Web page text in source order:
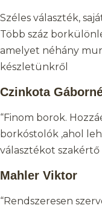
Széles választék,
Több száz
amelyet néhány
készletünkről
Czinkota
“Finom borok.
borkóstolók ,ahol
választékot szakértő
Mahler Viktor
“Rendszeresen